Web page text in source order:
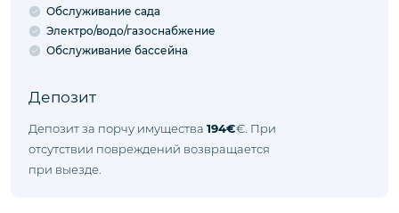
Обслуживание сада
Электро/водо/газоснабжение
Обслуживание бассейна
Депозит
Депозит за порчу имущества 194€€. При
отсутствии повреждений возвращается
при выезде.